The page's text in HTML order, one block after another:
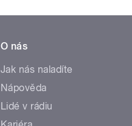
O nás
Jak nás naladíte
Nápověda
Lidé v rádiu